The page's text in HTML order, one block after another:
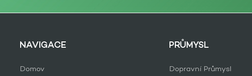
NAVIGACE
Domov
PRŮMYSL
Dopravní Průmysl